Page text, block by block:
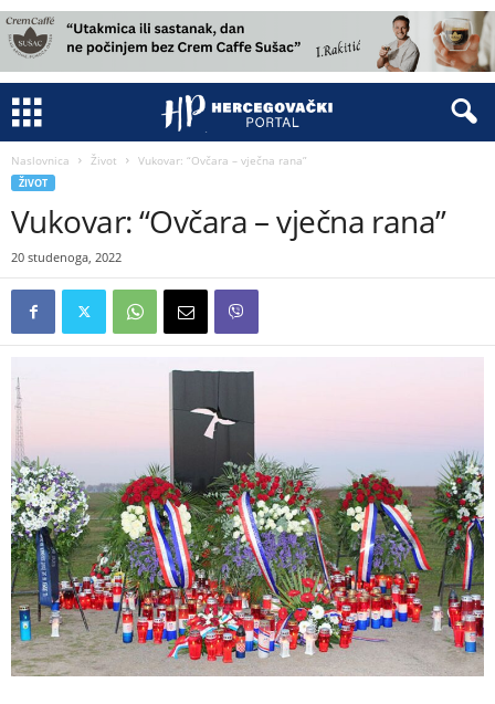
Naslovnica Život Vukovar: “Ovčara – vječna rana”
ŽIVOT
Vukovar: “Ovčara – vječna rana”
20 studenoga, 2022